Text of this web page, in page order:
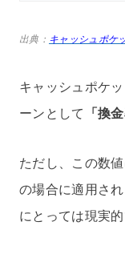
出典： キャッシュポケ
キャッシュポケ
ーンとして
「換
ただし、この数
の場合に適用さ
にとっては現実